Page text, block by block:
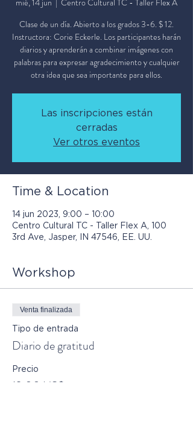
mié, 14 jun
  |
Centro Cultural TC - Taller Flex A
Clase de un día. Abierto a los grados 3-6. $ 12.
Instructora: Corie Eckerle. Los participantes harán
diarios y aprenderán a combinar imágenes con
palabras para expresar agradecimiento y cualquier
otra idea que sea importante para ellos.
Las inscripciones están
cerradas
Ver otros eventos
Time & Location
14 jun 2023, 9:00 – 10:00
Centro Cultural TC - Taller Flex A, 100
3rd Ave, Jasper, IN 47546, EE. UU.
Workshop
Venta finalizada
Tipo de entrada
Diario de gratitud
Precio
12,00 US$